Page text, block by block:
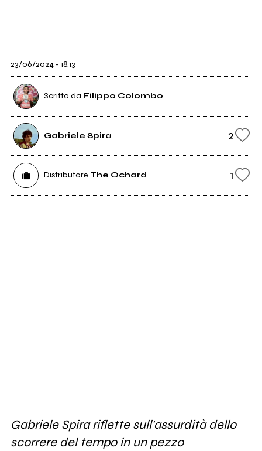
23/06/2024 - 18:13
Scritto da Filippo Colombo
Gabriele Spira 2
Distributore The Ochard 1
Gabriele Spira riflette sull'assurdità dello
scorrere del tempo in un pezzo